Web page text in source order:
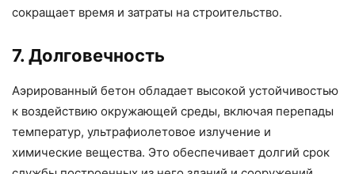
сокращает время и затраты на строительство.
7. Долговечность
Аэрированный бетон обладает высокой устойчивостью
к воздействию окружающей среды, включая перепады
температур, ультрафиолетовое излучение и
химические вещества. Это обеспечивает долгий срок